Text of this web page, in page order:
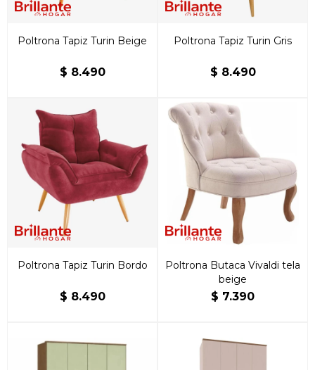
Poltrona Tapiz Turin Beige
$ 8.490
Poltrona Tapiz Turin Gris
$ 8.490
Poltrona Tapiz Turin Bordo
$ 8.490
Poltrona Butaca Vivaldi tela
beige
$ 7.390